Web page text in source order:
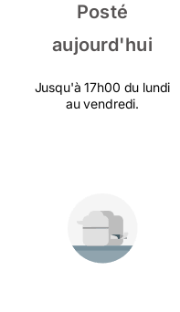
Posté
aujourd'hui
Jusqu'à 17h00 du lundi
au vendredi.